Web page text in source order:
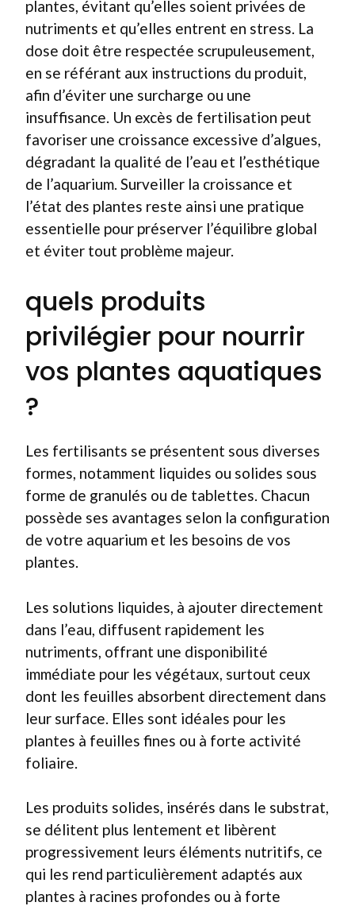
plantes, évitant qu’elles soient privées de
nutriments et qu’elles entrent en stress. La
dose doit être respectée scrupuleusement,
en se référant aux instructions du produit,
afin d’éviter une surcharge ou une
insuffisance. Un excès de fertilisation peut
favoriser une croissance excessive d’algues,
dégradant la qualité de l’eau et l’esthétique
de l’aquarium. Surveiller la croissance et
l’état des plantes reste ainsi une pratique
essentielle pour préserver l’équilibre global
et éviter tout problème majeur.
quels produits
privilégier pour nourrir
vos plantes aquatiques
?
Les fertilisants se présentent sous diverses
formes, notamment liquides ou solides sous
forme de granulés ou de tablettes. Chacun
possède ses avantages selon la configuration
de votre aquarium et les besoins de vos
plantes.
Les solutions liquides, à ajouter directement
dans l’eau, diffusent rapidement les
nutriments, offrant une disponibilité
immédiate pour les végétaux, surtout ceux
dont les feuilles absorbent directement dans
leur surface. Elles sont idéales pour les
plantes à feuilles fines ou à forte activité
foliaire.
Les produits solides, insérés dans le substrat,
se délitent plus lentement et libèrent
progressivement leurs éléments nutritifs, ce
qui les rend particulièrement adaptés aux
plantes à racines profondes ou à forte